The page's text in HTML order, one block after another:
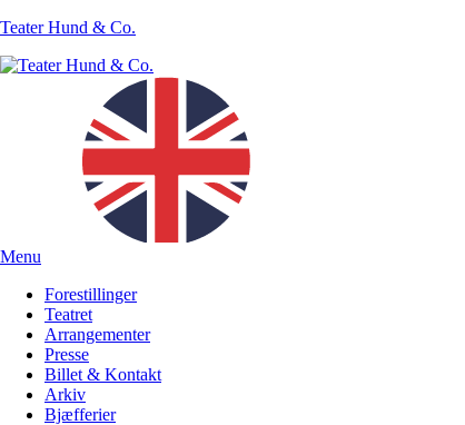
Teater Hund & Co.
Menu
Forestillinger
Teatret
Arrangementer
Presse
Billet & Kontakt
Arkiv
Bjæfferier